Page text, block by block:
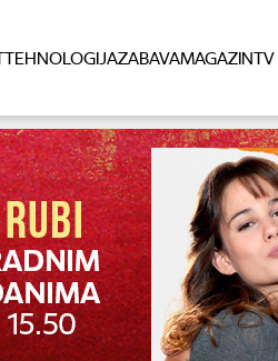
TEHNOLOGIJAZABAVAMAGAZIN